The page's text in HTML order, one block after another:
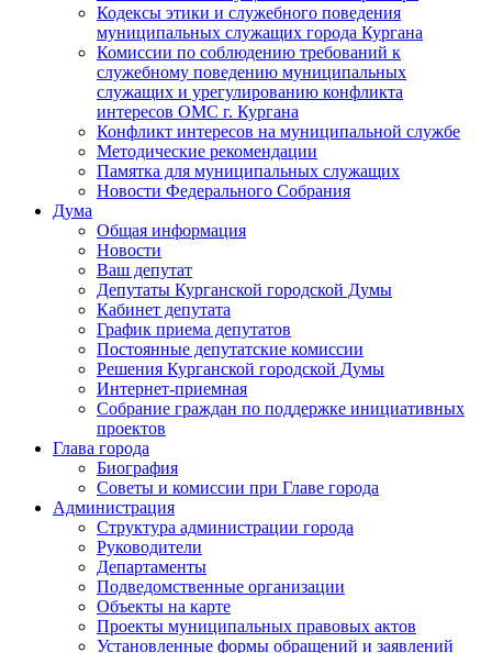
Кодексы этики и служебного поведения
муниципальных служащих города Кургана
Комиссии по соблюдению требований к
служебному поведению муниципальных
служащих и урегулированию конфликта
интересов ОМС г. Кургана
Конфликт интересов на муниципальной службе
Методические рекомендации
Памятка для муниципальных служащих
Новости Федерального Cобрания
Дума
Общая информация
Новости
Ваш депутат
Депутаты Курганской городской Думы
Кабинет депутата
График приема депутатов
Постоянные депутатские комиссии
Решения Курганской городской Думы
Интернет-приемная
Собрание граждан по поддержке инициативных
проектов
Глава города
Биография
Советы и комиссии при Главе города
Администрация
Структура администрации города
Руководители
Департаменты
Подведомственные организации
Объекты на карте
Проекты муниципальных правовых актов
Установленные формы обращений и заявлений